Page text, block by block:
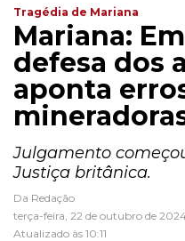
Tragédia de Mariana
Mariana:
defesa dos
aponta
Julgamento
Justiça britânica.
Da Redação
terça-feira, 22 de outubro de
Atualizado às 10:11